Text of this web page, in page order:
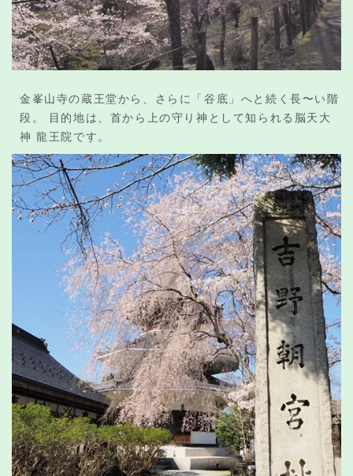
金峯山寺の蔵王堂から、さらに「谷底」へと続く長〜い階
段。 目的地は、首から上の守り神として知られる脳天大
神 龍王院です。